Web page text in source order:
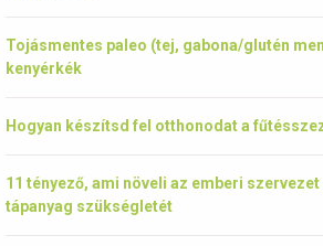
Tojásmentes paleo (tej, gabona/glutén
kenyérkék
Hogyan készítsd fel otthonodat a
11 tényező, ami növeli az emberi
tápanyag szükségletét